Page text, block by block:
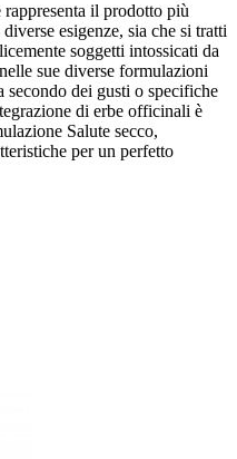
il prodotto più
esigenze, sia che si tratti
soggetti intossicati da
sue diverse formulazioni
secondo dei gusti o specifiche
di erbe officinali è
Salute secco,
per un perfetto